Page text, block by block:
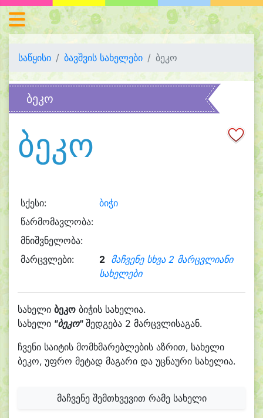
საწყისი ბავშვის სახელები ბეკო
ბეკო
ბეკო
სქესი:
ბიჭი
წარმომავლობა:
მნიშვნელობა:
მარცვლები:
2 მაჩვენე სხვა 2 მარცვლიანი
სახელები
სახელი ბეკო ბიჭის სახელია.
სახელი "ბეკო"შედგება 2 მარცვლისაგან.
ჩვენი საიტის მომხმარებლების აზრით, სახელი
ბეკო, უფრო მეტად მაგარი და უცნაური სახელია.
მაჩვენე შემთხვევით რამე სახელი